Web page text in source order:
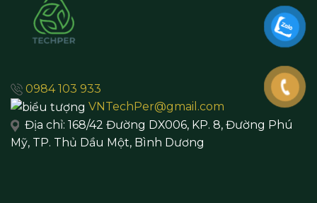
0984 103 933
VNTechPer@gmail.com
Địa chỉ: 168/42 Đường DX006, KP. 8, Đường Phú
Mỹ, TP. Thủ Dầu Một, Bình Dương